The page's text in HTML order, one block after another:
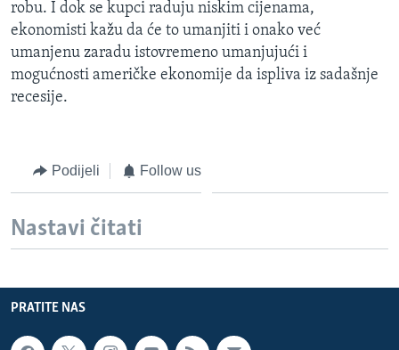
Learning English
PRATITE NAS
Jezici
robu. I dok se kupci raduju niskim cijenama,
ekonomisti kažu da će to umanjiti i onako već
umanjenu zaradu istovremeno umanjujući i
mogućnosti američke ekonomije da ispliva iz sadašnje
recesije.
Podijeli Follow us
Nastavi čitati
PRATITE NAS